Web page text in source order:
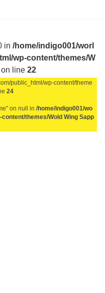
in/home/indigo001/worl
wp-content/themes/W
on line22
public_html/wp-content/theme
24
on null in/home/indigo001/wo
themes/Wold Wing Sapp